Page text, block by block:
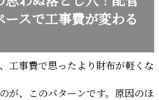
スで工事費が変わる
工事費で思ったより財布が軽くな
が、このパターンです。原因のほ